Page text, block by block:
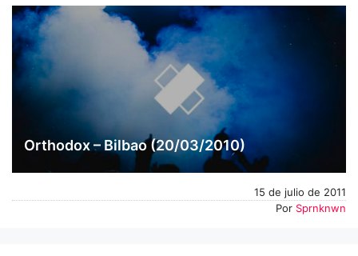
Orthodox – Bilbao (20/03/2010)
15 de julio de 2011
Por Sprnknwn